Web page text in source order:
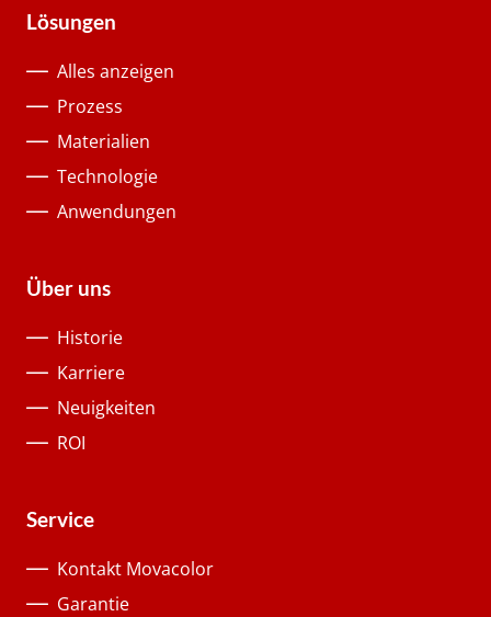
Lösungen
Alles anzeigen
Prozess
Materialien
Technologie
Anwendungen
Über uns
Historie
Karriere
Neuigkeiten
ROI
Service
Kontakt Movacolor
Garantie